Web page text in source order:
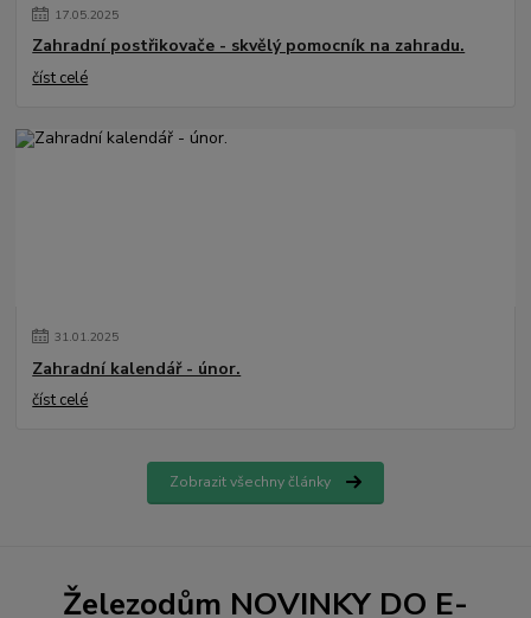
17.05.2025
Zahradní postřikovače - skvělý pomocník na zahradu.
číst celé
31.01.2025
Zahradní kalendář - únor.
číst celé
Zobrazit všechny články
Železodům NOVINKY DO E-